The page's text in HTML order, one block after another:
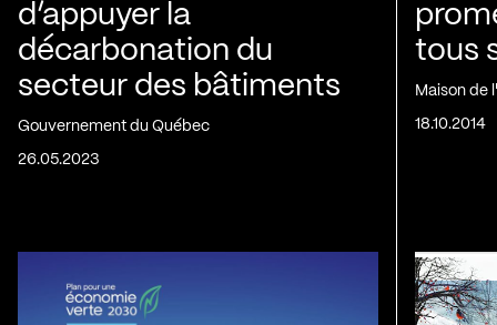
d’appuyer la
décarbonation du
secteur des bâtiments
Gouvernement du Québec
26.05.2023
tous
Maison de
18.10.2014